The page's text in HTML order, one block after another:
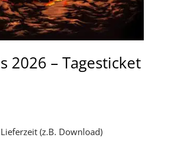
2026 – Tagesticket
(z.B. Download)